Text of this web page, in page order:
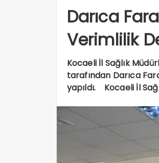
Darıca
Verimlilik
Kocaeli İl Sağlık
tarafından Darıca
yapıldı. Kocaeli İl